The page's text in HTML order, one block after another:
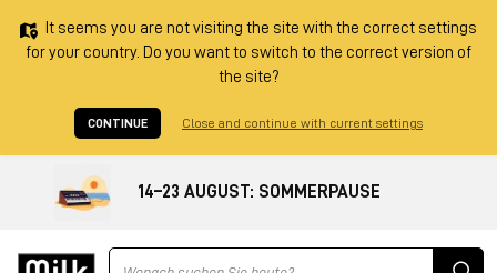
It seems you are not visiting the site with the correct settings
for your country. Do you want to switch to the correct version of
the site?
CONTINUE Close and continue with current settings
14–23 AUGUST: SOMMERPAUSE
Ricerca